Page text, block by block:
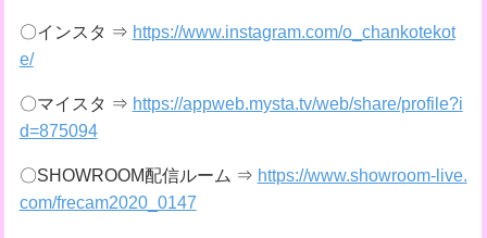
〇インスタ ⇒ https://www.instagram.com/o_chankotekot
e/
〇マイスタ ⇒ https://appweb.mysta.tv/web/share/profile?i
d=875094
〇SHOWROOM配信ルーム ⇒ https://www.showroom-live.
com/frecam2020_0147